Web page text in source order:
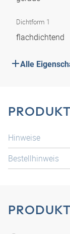
Dichtform 1
flachdichtend
Alle
Hinweise
Bestellhinweis